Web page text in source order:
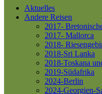
Aktuelles
Andere Reisen
2017-
2017- Mallorca
2018-
2018-Sri Lanka
2018-Toskana
2019-Südafrika
2024-Berlin
2024-Georgien-